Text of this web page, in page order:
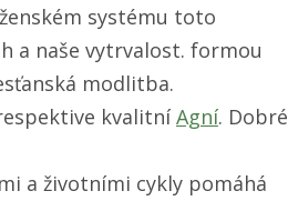
systému toto
a naše vytrvalost. formou
modlitba.
kvalitní Agní. Dobré
a životními cykly pomáhá